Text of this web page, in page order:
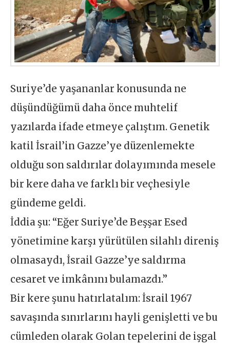
Suriye’de yaşananlar konusunda ne
düşündüğümü daha önce muhtelif
yazılarda ifade etmeye çalıştım. Genetik
katil İsrail’in Gazze’ye düzenlemekte
olduğu son saldırılar dolayımında mesele
bir kere daha ve farklı bir veçhesiyle
gündeme geldi.
İddia şu: “Eğer Suriye’de Beşşar Esed
yönetimine karşı yürütülen silahlı direniş
olmasaydı, İsrail Gazze’ye saldırma
cesaret ve imkânını bulamazdı.”
Bir kere şunu hatırlatalım: İsrail 1967
savaşında sınırlarını hayli genişletti ve bu
cümleden olarak Golan tepelerini de işgal